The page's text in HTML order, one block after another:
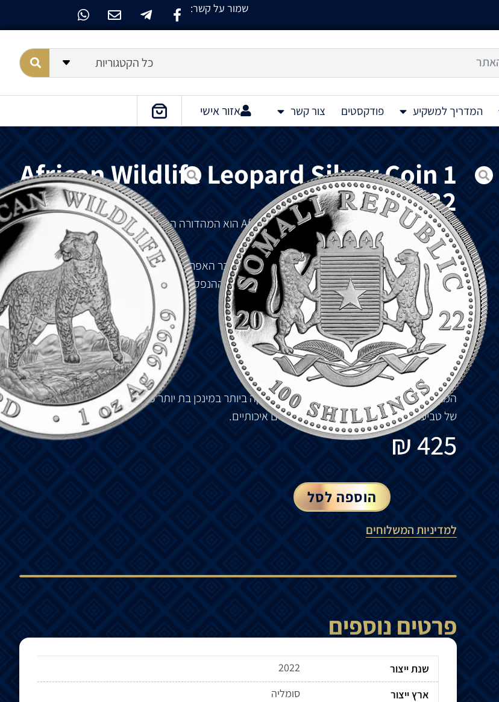
שמור על קשר:
כל הקטגוריות
המדריך למשקיע פודקסטים צור קשר אזור אישי
African Wildlife Leopard Silver Coin 1
Oz 2022
מטבעכסףAfrican Wildlife Leopard 1 Oz 2022 הואהמהדורה החמישיתבסדרתחיות
האפריקניות
המציג נמרסומלי.
מטבע הנמרהואהחיההשנייהשמוצגתבסדרתחיותהברהאפריקניותובדיוק מקבילו,הפיל,הוא
צבר
פופולריותמדישנהבקרבמשקיעים ואספנים.שנת ההנפקההראשונה הנמרהייתה2018
והוא
נמר שונהבכלשנה.
חזית
המטבעמציגאתהסמלשלסומליה.
המטבעמציגנמר.
מטבעה
שלמדינתבוואריה
המטבעהשלמדינת החברההוותיקהביותרבמינכןבתיותרמ-850 שנה.למטבעהישמוניטין
שלטביעתמטבעותמחזורומטבעות אספניםאיכותיים.
425
₪
הוספה לסל
למדיניות המשלוחים
פרטים נוספים
שנת ייצור
2022
ארץ ייצור
סומליה